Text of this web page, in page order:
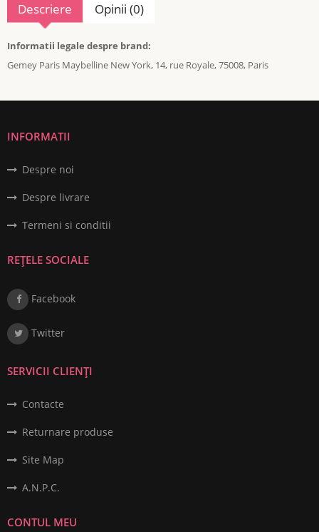
Descriere Opinii (0)
Informatii legale despre brand:
Gemey Paris Maybelline New York, 14, rue Royale, 75008, Paris
INFORMATII
Despre noi
Despre livrare
Termeni si conditii
REȚELE SOCIALE
Facebook
Twitter
SERVICII CLIENȚI
Contacte
Returnare produse
Site Map
A.N.P.C.
CONTUL MEU